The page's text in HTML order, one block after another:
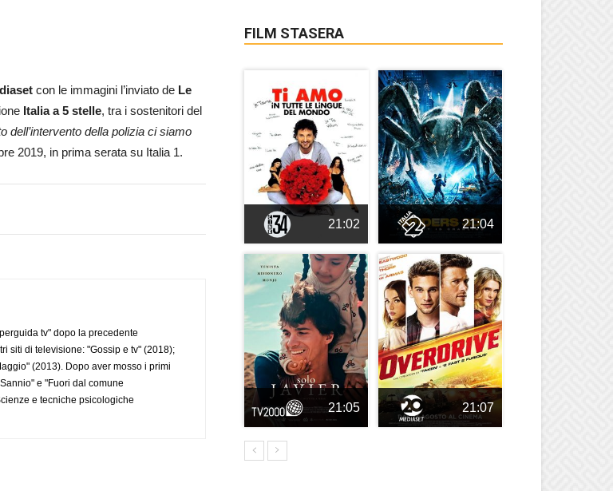
con le immagini l’inviato de Le
Italia a 5 stelle, tra i sostenitori del
dell’intervento della polizia ci siamo
2019, in prima serata su Italia 1.
tv" dopo la precedente
siti di televisione: "Gossip e tv" (2018);
(2013). Dopo aver mosso i primi
e "Fuori dal comune
e tecniche psicologiche
FILM STASERA
21:02 21:04
21:05 21:07